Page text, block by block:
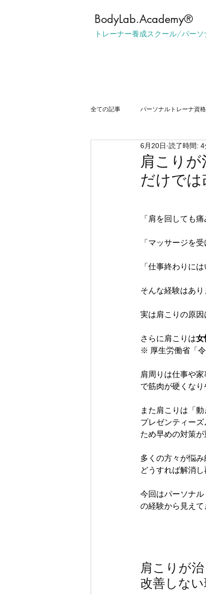
​BodyLab.Academy®︎
トレーナー養成スクール/パー
全ての記事 パーソナルトレーナ資
マンツーマントレーニングについて
肩こり
だけで
6月20日 読了時間: 4
「肩を回しても
「マッサージを
「仕事終わりに
そんな経験はあり
実は肩こりの原因
さらに肩こりは女
※ 厚生労働省「
肩周りは仕事や
で筋肉が硬くなり
また肩こりは「動
プレゼンティー
ため早めの対策が
多くの方々が悩み
どうすれば解消
今回はパーソナ
の経験から見えて
肩こりが
改善しな